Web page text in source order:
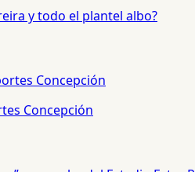
y todo el plantel albo?
Concepción